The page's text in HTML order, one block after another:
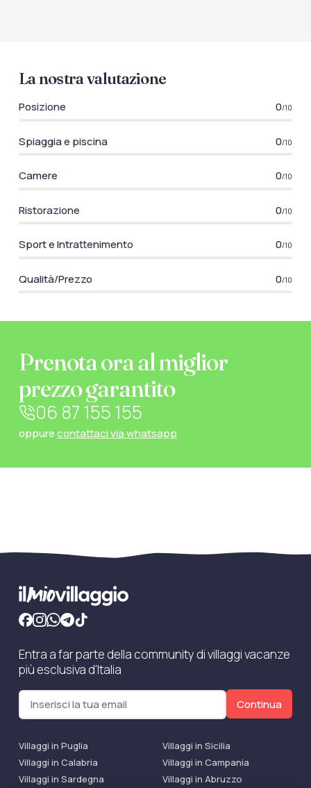
La nostra valutazione
Posizione 0/10
Spiaggia e piscina 0/10
Camere 0/10
Ristorazione 0/10
Sport e Intrattenimento 0/10
Qualità/Prezzo 0/10
Prenota ora al miglior
prezzo garantito
06 87 155 155
oppurecontattaci via whatsapp
Entra a far parte della community di villaggi vacanze
più esclusiva d'Italia
Continua
Villaggi in Puglia
Villaggi in Sicilia
Villaggi in Calabria
Villaggi in Campania
Villaggi in Sardegna
Villaggi in Abruzzo